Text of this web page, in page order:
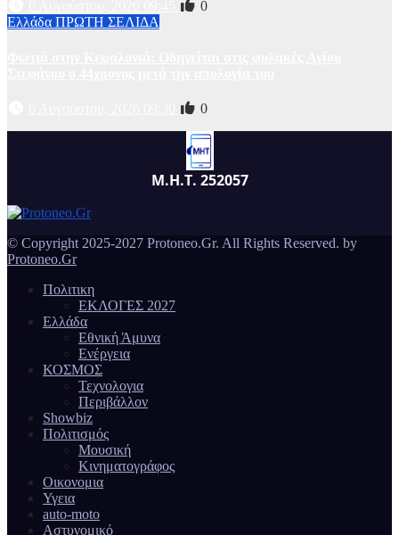
0
Ελλάδα ΠΡΩΤΗ ΣΕΛΙΔΑ
0
Μ.Η.Τ. 252057
© Copyright 2025-2027 Protoneo.Gr. All Rights Reserved. by
Protoneo.Gr
Πολιτικη
ΕΚΛΟΓΕΣ 2027
Ελλάδα
Εθνική Άμυνα
Ενέργεια
ΚΟΣΜΟΣ
Τεχνολογια
Περιβάλλον
Showbiz
Πολιτισμός
Μουσική
Κινηματογράφος
Οικονομια
Υγεια
auto-moto
Αστυνομικό